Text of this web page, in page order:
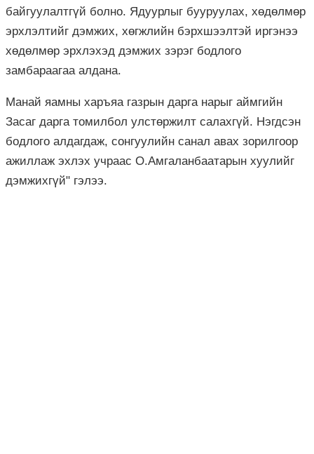
байгуулалтгүй болно. Ядуурлыг бууруулах, хөдөлмөр
эрхлэлтийг дэмжих, хөгжлийн бэрхшээлтэй иргэнээ
хөдөлмөр эрхлэхэд дэмжих зэрэг бодлого
замбараагаа алдана.
Манай яамны харъяа газрын дарга нарыг аймгийн
Засаг дарга томилбол улстөржилт салахгүй. Нэгдсэн
бодлого алдагдаж, сонгуулийн санал авах зорилгоор
ажиллаж эхлэх учраас О.Амгаланбаатарын хуулийг
дэмжихгүй" гэлээ.